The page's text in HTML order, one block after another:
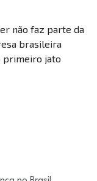
não faz parte da
brasileira
primeiro jato